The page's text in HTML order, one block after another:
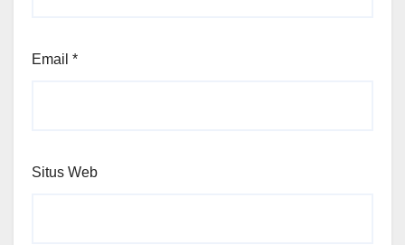
Email *
Situs Web